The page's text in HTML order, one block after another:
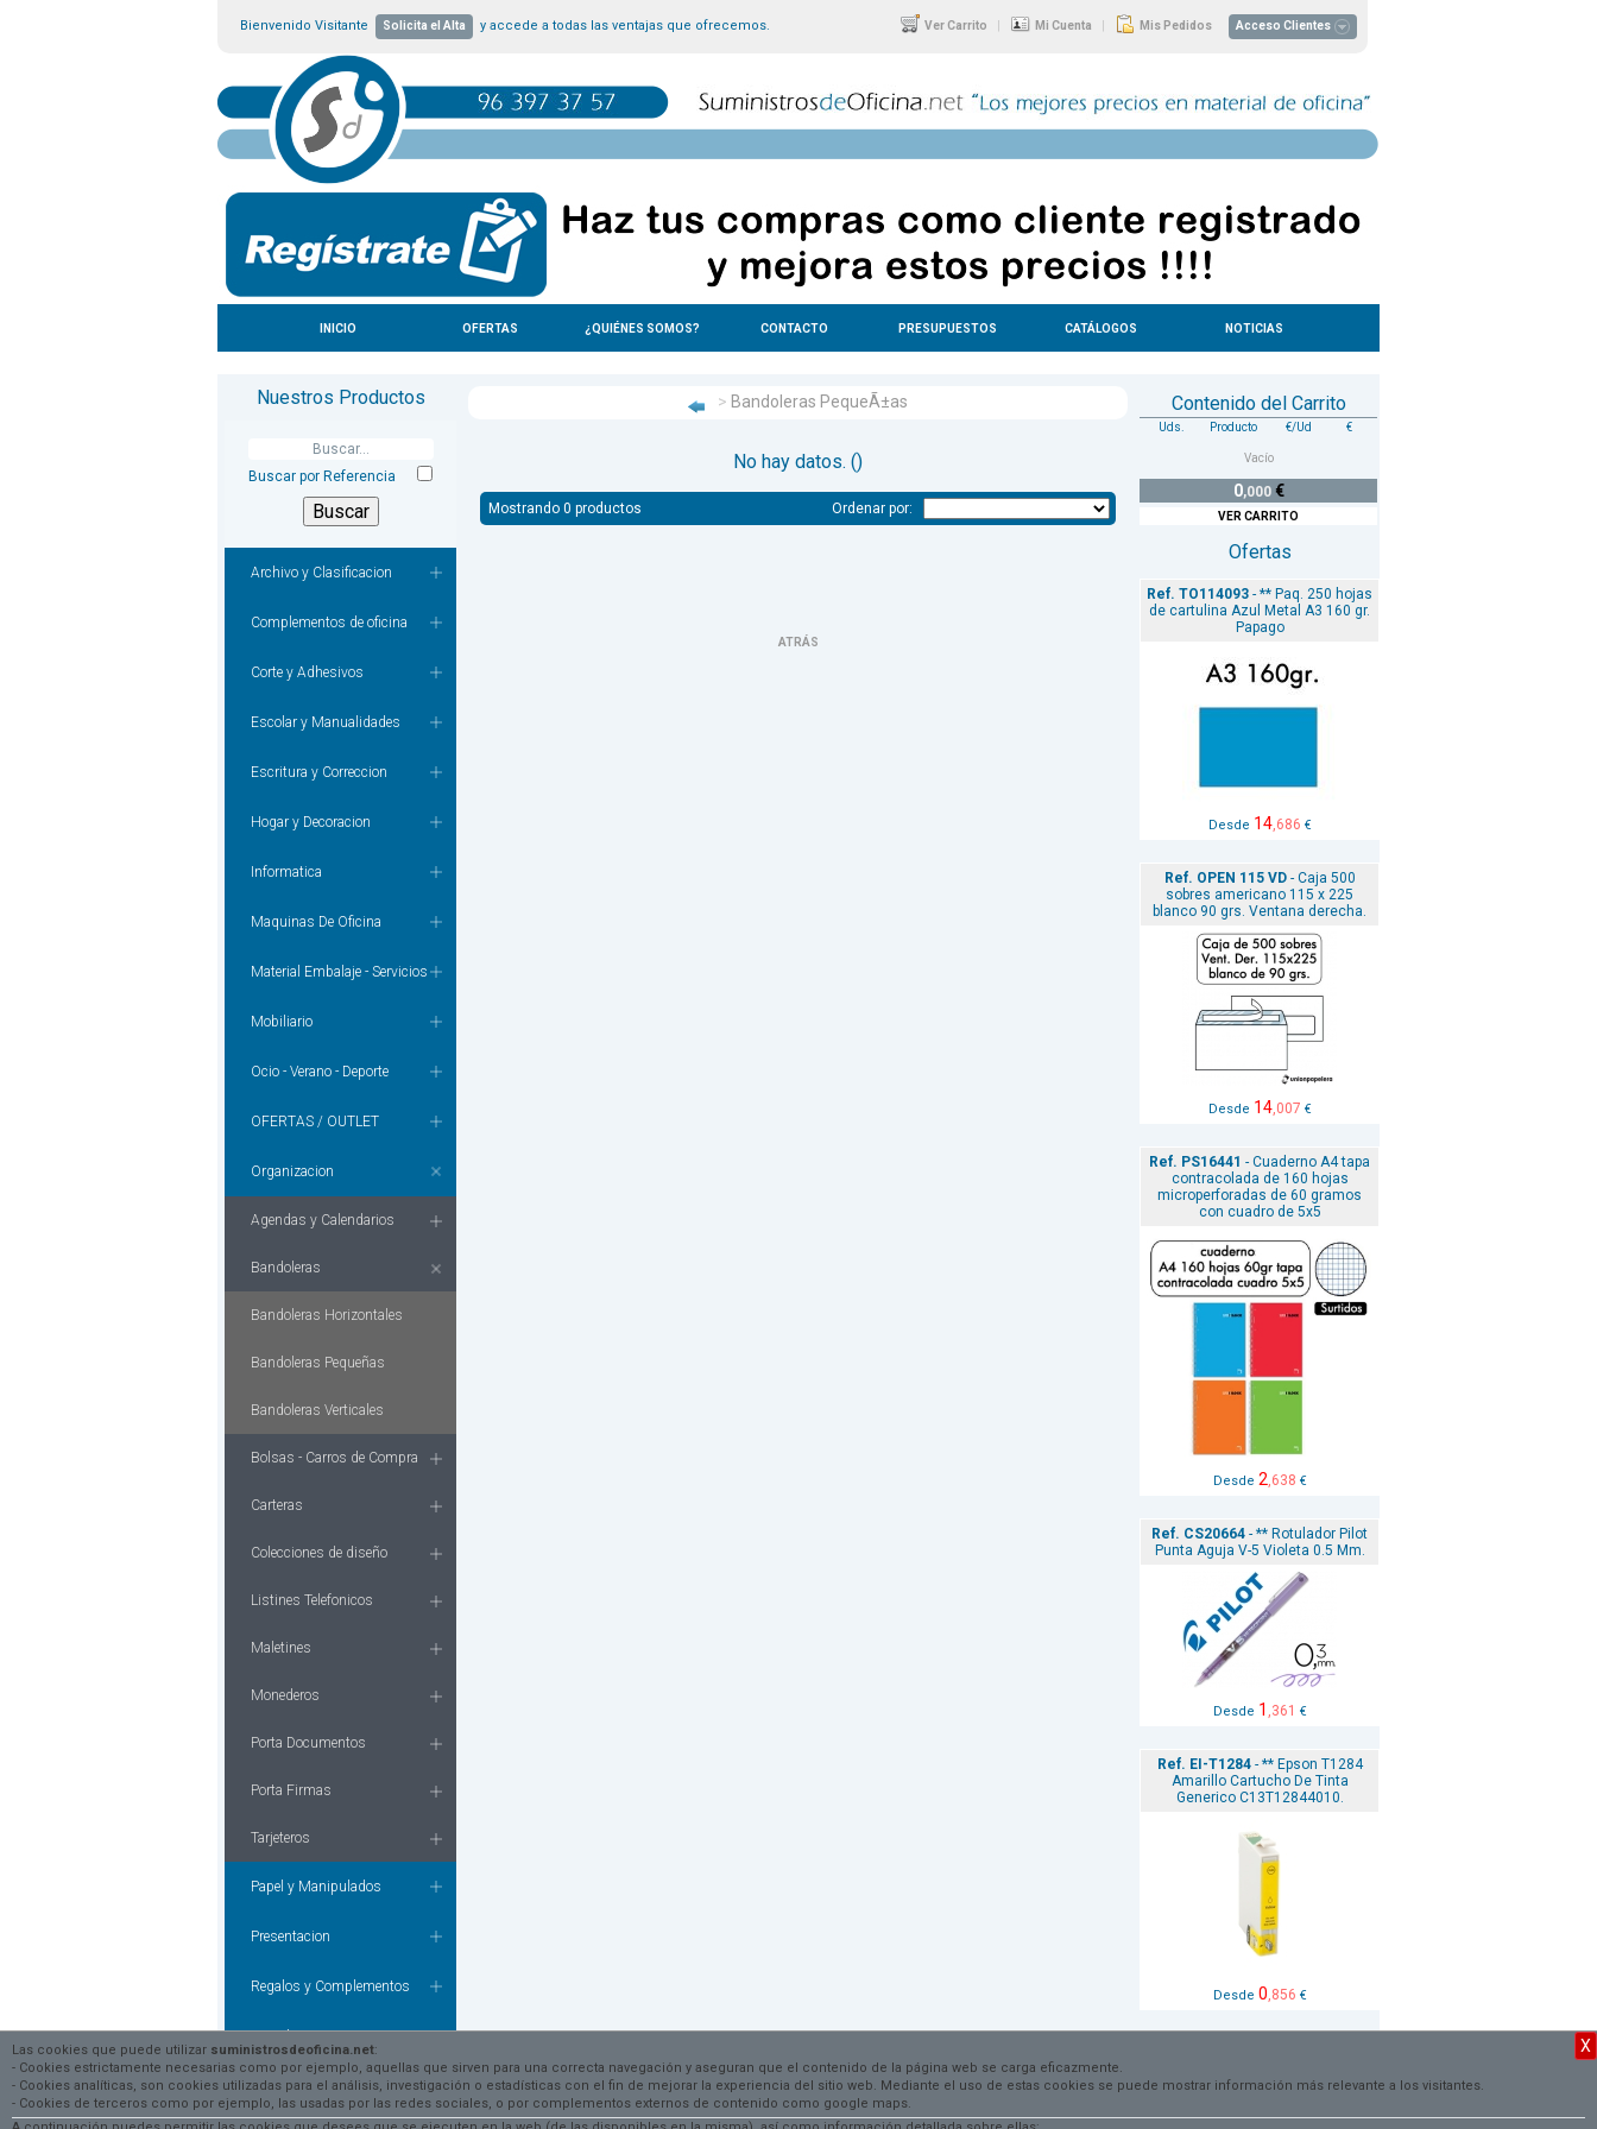
X
Las cookies que puede utilizar suministrosdeoficina.net:
- Cookies estrictamente necesarias como por ejemplo, aquellas que sirven para una correcta navegación y aseguran que el contenido de la página web se carga eficazmente.
- Cookies analíticas, son cookies utilizadas para el análisis, investigación o estadísticas con el fin de mejorar la experiencia del sitio web. Mediante el uso de estas cookies se puede mostrar información más relevante a los visitantes.
- Cookies de terceros como por ejemplo, las usadas por las redes sociales, o por complementos externos de contenido como google maps.
Bienvenido Visitante Solicita el Alta y accede a todas las ventajas que ofrecemos. Ver Carrito | Mi Cuenta | Mis Pedidos Acceso Clientes
INICIO OFERTAS ¿QUIÉNES SOMOS? CONTACTO PRESUPUESTOS CATÁLOGOS NOTICIAS
Nuestros Productos
Buscar por Referencia
Archivo y Clasificacion
Complementos de oficina
Corte y Adhesivos
Escolar y Manualidades
Escritura y Correccion
Hogar y Decoracion
Informatica
Maquinas De Oficina
Material Embalaje - Servicios
Mobiliario
Ocio - Verano - Deporte
OFERTAS / OUTLET
Organizacion
Agendas y Calendarios
Bandoleras
Bandoleras Horizontales
Bandoleras Pequeñas
Bandoleras Verticales
Bolsas - Carros de Compra
Carteras
Colecciones de diseño
Listines Telefonicos
Maletines
Monederos
Porta Documentos
Porta Firmas
Tarjeteros
Papel y Manipulados
Presentacion
Regalos y Complementos
Tecnologia
Textil - Prevencion - Bricolaje
> Bandoleras PequeÃ±as
No hay datos. ()
Mostrando 0 productos Ordenar por:
ATRÁS
Contenido del Carrito
Uds. Producto €/Ud €
Vacío
0,000€
VER CARRITO
Ofertas
Ref. TO114093 - ** Paq. 250 hojas
de cartulina Azul Metal A3 160 gr.
Papago
Desde 14,686 €
Ref. OPEN 115 VD- Caja 500
sobres americano 115 x 225
blanco 90 grs. Ventana derecha.
Desde 14,007 €
Ref. PS16441 - Cuaderno A4 tapa
contracolada de 160 hojas
microperforadas de 60 gramos
con cuadro de 5x5
Desde 2,638 €
Ref. CS20664 - ** Rotulador Pilot
Punta Aguja V-5 Violeta 0.5 Mm.
Desde 1 ,361 €
Ref. EI-T1284- ** Epson T1284
Amarillo Cartucho De Tinta
Generico C13T12844010.
Desde 0,856 €